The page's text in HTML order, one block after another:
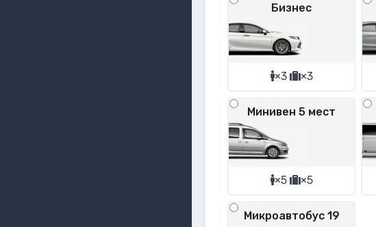
Бизнес
×3 ×3
Минивен 5 мест
×5 ×5
Микроавтобус 19